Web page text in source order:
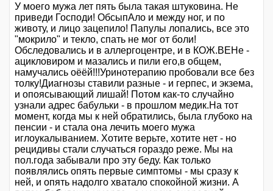
У моего мужа лет пять была такая штуковина. Не
приведи Господи! ОбсыпАло и между ног, и по
животу, и лицо зацепило! Папулы лопались, все это
"мокрило" и текло, спать не мог от боли!
Обследовались и в аллергоцентре, и в КОЖ.ВЕНе -
ацикловиром и мазались и пили его,в общем,
намучались оёёй!!!Уринотерапию пробовали все без
толку!Диагнозы ставили разные - и герпес, и экзема,
и опоясывающий лишай! Потом как-то случайно
узнали адрес бабульки - в прошлом медик.На тот
момент, когда мы к ней обратились, была глубоко на
пенсии - и стала она лечить моего мужа
иглоукалыванием. Хотите верьте, хотите нет - но
рецидивы стали случаться гораздо реже. Мы на
пол.года забывали про эту беду. Как только
появлялись опять первые симптомы - мы сразу к
ней, и опять надолго хватало спокойной жизни. А